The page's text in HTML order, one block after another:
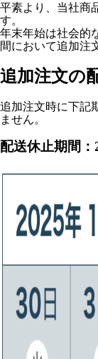
平素より、当社商
す。
年末年始は社会的
間において追加注
追加注文の
追加注文時に下記
ません。
配送休止期間：